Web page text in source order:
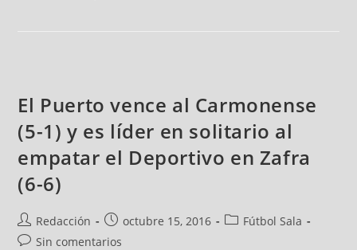
El Puerto vence al Carmonense
(5-1) y es líder en solitario al
empatar el Deportivo en Zafra
(6-6)
Redacción octubre 15, 2016
Fútbol Sala
Sin comentarios